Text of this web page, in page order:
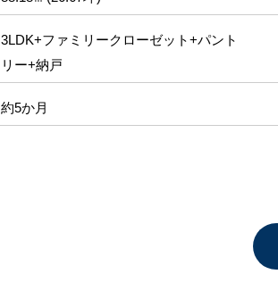
3LDK+ファミリークローゼット+パント
リー+納戸
約5か月